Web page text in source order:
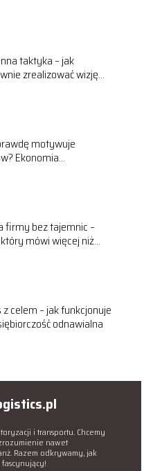
taktyka – jak
zrealizować wizję
motywuje
Ekonomia
firmy bez tajemnic –
mówi więcej niż
z celem – jak funkcjonuje
odnawialna
i transportu. Chcemy
nawet
Razem odkrywamy, jak